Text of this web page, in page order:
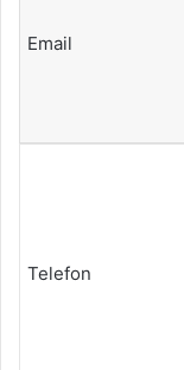
Email
Telefon